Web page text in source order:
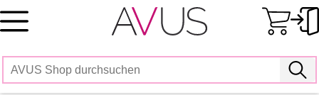
Skip
to